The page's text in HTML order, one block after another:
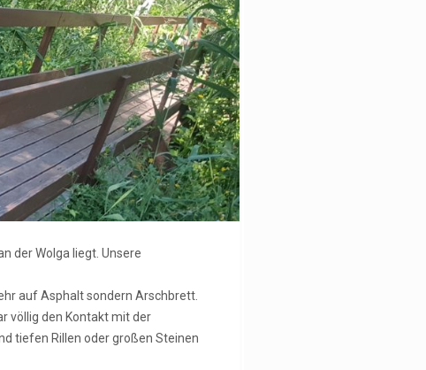
der Wolga liegt. Unsere
auf Asphalt sondern Arschbrett.
völlig den Kontakt mit der
tiefen Rillen oder großen Steinen